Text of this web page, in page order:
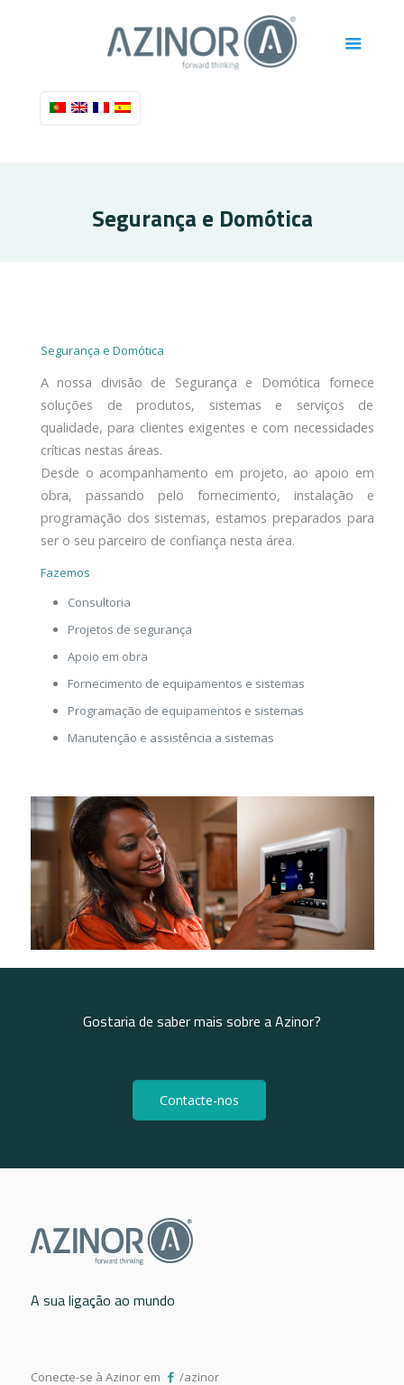
Segurança e Domótica
Segurança e Domótica
A nossa divisão de Segurança e Domótica fornece
soluções de produtos, sistemas e serviços de
qualidade, para clientes exigentes e com necessidades
críticas nestas áreas.
Desde o acompanhamento em projeto, ao apoio em
obra, passando pelo fornecimento, instalação e
programação dos sistemas, estamos preparados para
ser o seu parceiro de confiança nesta área.
Fazemos
Consultoria
Projetos de segurança
Apoio em obra
Fornecimento de equipamentos e sistemas
Programação de equipamentos e sistemas
Manutenção e assistência a sistemas
Gostaria de saber mais sobre a Azinor?
Contacte-nos
A sua ligação ao mundo
Conecte-se à Azinor em /azinor